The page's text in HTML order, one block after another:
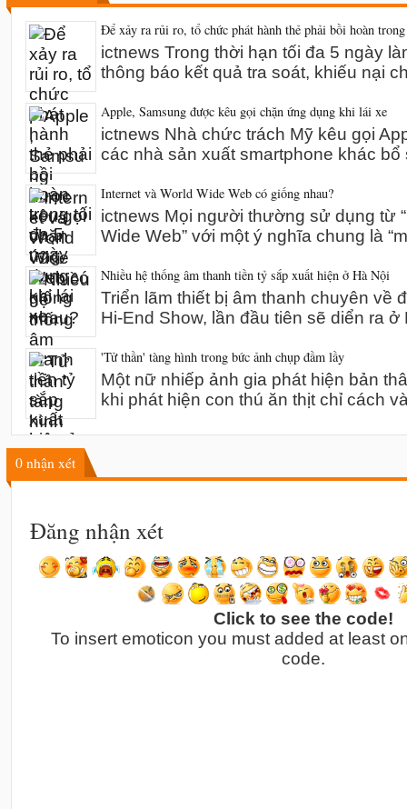
Để xảy ra rủi ro, tổ chức phát hành thẻ phải bồi hoàn
ictnews Trong thời hạn tối đa 5 ngày
thông báo kết quả tra soát, khiếu nại
Apple, Samsung được kêu gọi chặn ứng dụng khi lái xe
ictnews Nhà chức trách Mỹ kêu gọi
các nhà sản xuất smartphone khác bổ
Internet và World Wide Web có giống nhau?
ictnews Mọi người thường sử dụng từ
Wide Web” với một ý nghĩa chung là
Nhiều hệ thống âm thanh tiền tỷ sắp xuất hiện ở Hà Nội
Triển lãm thiết bị âm thanh chuyên về
Hi-End Show, lần đầu tiên sẽ diển ra
'Tử thần' tàng hình trong bức ảnh chụp đầm lầy
Một nữ nhiếp ảnh gia phát hiện bản
khi phát hiện con thú ăn thịt chỉ cách
0 nhận xét
Đăng nhận xét
Click to see the code!
To insert emoticon you must added at least
code.